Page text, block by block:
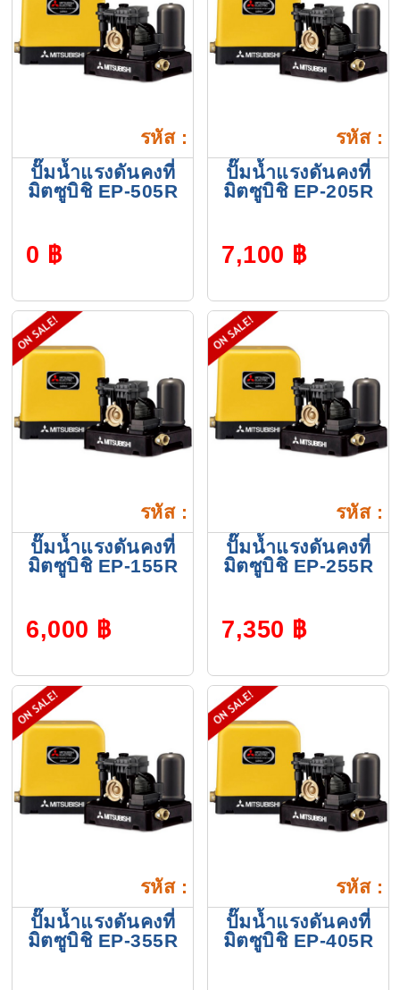
รหัส :
ปั๊มน้ำแรงดันคงที่
มิตซูบิชิ EP-505R
0 ฿
รหัส :
ปั๊มน้ำแรงดันคงที่
มิตซูบิชิ EP-205R
7,100 ฿
รหัส :
ปั๊มน้ำแรงดันคงที่
มิตซูบิชิ EP-155R
6,000 ฿
รหัส :
ปั๊มน้ำแรงดันคงที่
มิตซูบิชิ EP-255R
7,350 ฿
รหัส :
ปั๊มน้ำแรงดันคงที่
มิตซูบิชิ EP-355R
รหัส :
ปั๊มน้ำแรงดันคงที่
มิตซูบิชิ EP-405R